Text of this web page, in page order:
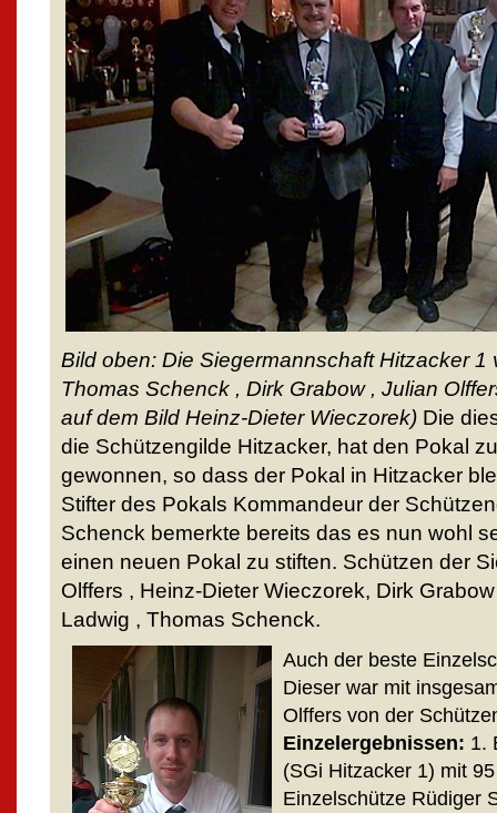
Bild oben: Die Siegermannschaft Hitzacker 1
Thomas Schenck , Dirk Grabow , Julian
auf dem Bild Heinz-Dieter Wieczorek) Die
die Schützengilde Hitzacker, hat den Pokal
gewonnen, so dass der Pokal in Hitzacker
Stifter des Pokals Kommandeur der
Schenck bemerkte bereits das es nun wohl
einen neuen Pokal zu stiften. Schützen der
Olffers , Heinz-Dieter Wieczorek, Dirk
Ladwig , Thomas Schenck.
Auch der beste
Dieser war mit
Olffers von der
Einzelergebnissen: 1.
(SGi Hitzacker 1) mit
Einzelschütze Rüdiger